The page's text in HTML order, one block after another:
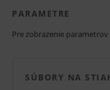
optimálne
vysoká
voľba
PARAMETRE
Pre zobrazenie
SÚBORY NA